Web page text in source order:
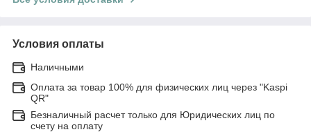
Условия оплаты
Наличными
Оплата за товар 100% для физических лиц через "Kaspi
QR"
Безналичный расчет только для Юридических лиц по
счету на оплату